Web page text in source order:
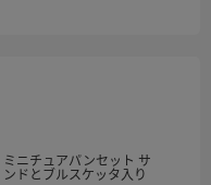
ミニチュアパンセット サ
ンドとブルスケッタ入り